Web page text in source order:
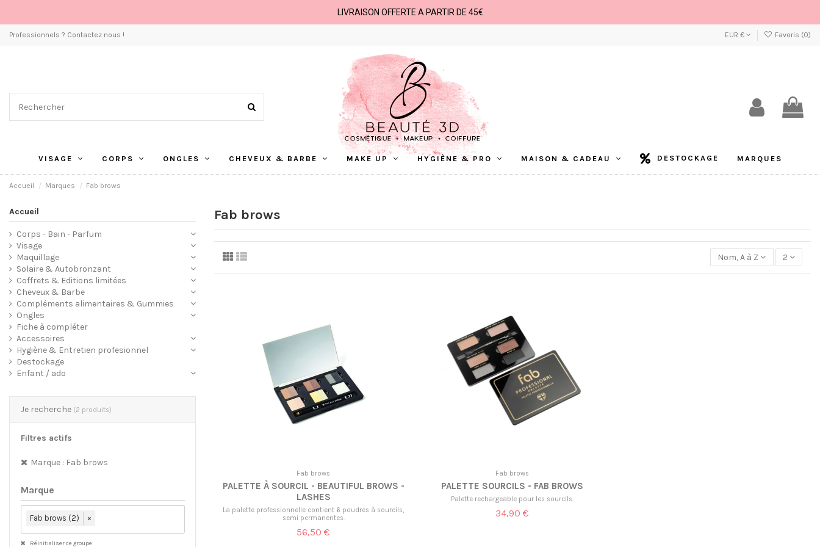
LIVRAISON OFFERTE A PARTIR DE 45€
Professionnels ? Contactez nous ! EUR € Favoris (0)
VISAGE CORPS ONGLES CHEVEUX & BARBE MAKE UP HYGIÈNE & PRO MAISON & CADEAU DESTOCKAGE MARQUES
Accueil Marques Fab brows
Fab brows
Nom, A à Z 2
Fab brows
PALETTE À SOURCIL - BEAUTIFUL BROWS -
LASHES
La palette professionnelle contient 6 poudres à sourcils,
semi permanentes.
56,50 €
Fab brows
PALETTE SOURCILS - FAB BROWS
Palette rechargeable pour les sourcils.
34,90 €
Accueil
Corps - Bain - Parfum
Visage
Maquillage
Solaire & Autobronzant
Coffrets & Editions limitées
Cheveux & Barbe
Compléments alimentaires & Gummies
Ongles
Fiche à compléter
Accessoires
Hygiène & Entretien profesionnel
Destockage
Enfant / ado
Je recherche (2 produits)
Filtres actifs
Marque : Fab brows
Marque
Fab brows (2) ×
Réinitialiser ce groupe